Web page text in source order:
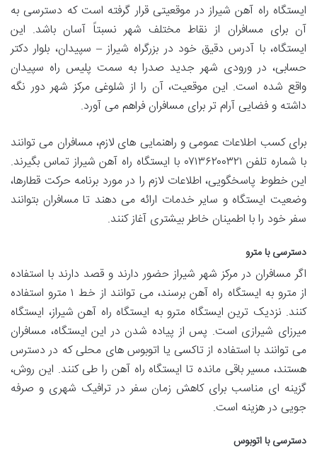
ایستگاه راه آهن شیراز در موقعیتی قرار گرفته است که دسترسی به
آن برای مسافران از نقاط مختلف شهر نسبتاً آسان باشد. این
ایستگاه، با آدرس دقیق خود در بزرگراه شیراز – سپیدان، بلوار دکتر
حسابی، در ورودی شهر جدید صدرا به سمت پلیس راه سپیدان
واقع شده است. این موقعیت، آن را از شلوغی مرکز شهر دور نگه
داشته و فضایی آرام تر برای مسافران فراهم می آورد.
برای کسب اطلاعات عمومی و راهنمایی های لازم، مسافران می توانند
با شماره تلفن ۰۷۱۳۶۲۰۰۳۲۱ با ایستگاه راه آهن شیراز تماس بگیرند.
این خطوط پاسخگویی، اطلاعات لازم را در مورد برنامه حرکت قطارها،
وضعیت ایستگاه و سایر خدمات ارائه می دهند تا مسافران بتوانند
سفر خود را با اطمینان خاطر بیشتری آغاز کنند.
دسترسی با مترو
اگر مسافران در مرکز شهر شیراز حضور دارند و قصد دارند با استفاده
از مترو به ایستگاه راه آهن برسند، می توانند از خط ۱ مترو استفاده
کنند. نزدیک ترین ایستگاه مترو به ایستگاه راه آهن شیراز، ایستگاه
میرزای شیرازی است. پس از پیاده شدن در این ایستگاه، مسافران
می توانند با استفاده از تاکسی یا اتوبوس های محلی که در دسترس
هستند، مسیر باقی مانده تا ایستگاه راه آهن را طی کنند. این روش،
گزینه ای مناسب برای کاهش زمان سفر در ترافیک شهری و صرفه
جویی در هزینه است.
دسترسی با اتوبوس